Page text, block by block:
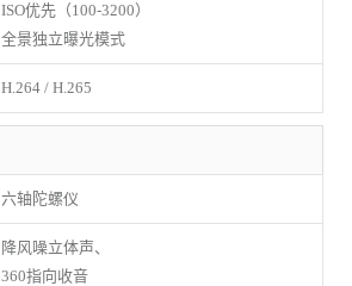
ISO优先（100-3200）
全景独立曝光模式
H.264 / H.265
六轴陀螺仪
降风噪立体声、
360指向收音